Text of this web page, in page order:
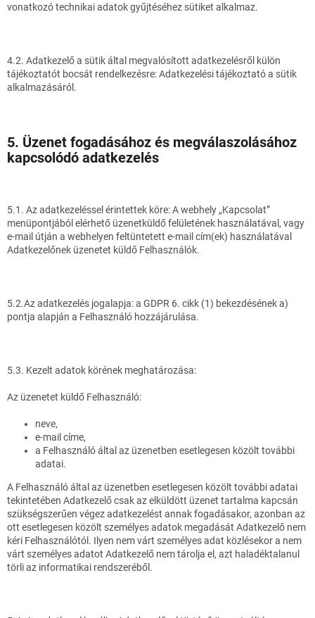
vonatkozó technikai adatok gyűjtéséhez sütiket alkalmaz.
4.2. Adatkezelő a sütik által megvalósított adatkezelésről külön
tájékoztatót bocsát rendelkezésre: Adatkezelési tájékoztató a sütik
alkalmazásáról.
5. Üzenet fogadásához és megválaszolásához
kapcsolódó adatkezelés
5.1. Az adatkezeléssel érintettek köre: A webhely „Kapcsolat”
menüpontjából elérhető üzenetküldő felületének használatával, vagy
e-mail útján a webhelyen feltüntetett e-mail cím(ek) használatával
Adatkezelőnek üzenetet küldő Felhasználók.
5.2.Az adatkezelés jogalapja: a GDPR 6. cikk (1) bekezdésének a)
pontja alapján a Felhasználó hozzájárulása.
5.3. Kezelt adatok körének meghatározása:
Az üzenetet küldő Felhasználó:
neve,
e-mail címe,
a Felhasználó által az üzenetben esetlegesen közölt további
adatai.
A Felhasználó által az üzenetben esetlegesen közölt további adatai
tekintetében Adatkezelő csak az elküldött üzenet tartalma kapcsán
szükségszerűen végez adatkezelést annak fogadásakor, azonban az
ott esetlegesen közölt személyes adatok megadását Adatkezelő nem
kéri Felhasználótól. Ilyen nem várt személyes adat közlésekor a nem
várt személyes adatot Adatkezelő nem tárolja el, azt haladéktalanul
törli az informatikai rendszeréből.